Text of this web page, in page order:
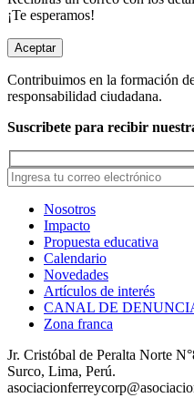
¡Te esperamos!
Aceptar
Contribuimos en la formación
responsabilidad ciudadana.
Suscribete para recibir
Nosotros
Impacto
Propuesta educativa
Calendario
Novedades
Artículos de interés
CANAL DE
Zona franca
Jr. Cristóbal de Peralta Norte
Surco, Lima, Perú.